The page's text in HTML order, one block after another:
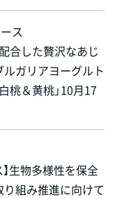
ス
合した贅沢なあじ
ルガリアヨーグルト
桃＆黄桃」10月17
生物多様性を保全
り組み推進に向けて